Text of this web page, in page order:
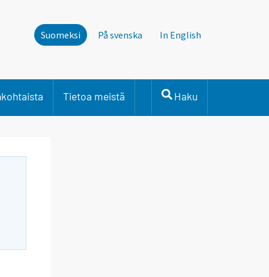
Suomeksi På svenska In English
Tietoa meistä Haku